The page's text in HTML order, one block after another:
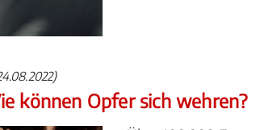
können Opfer sich wehren?